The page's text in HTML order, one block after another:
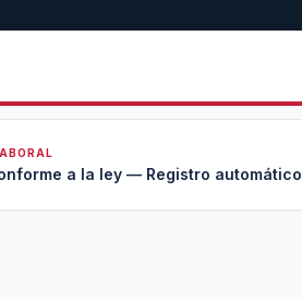
a la ley — Registro automático